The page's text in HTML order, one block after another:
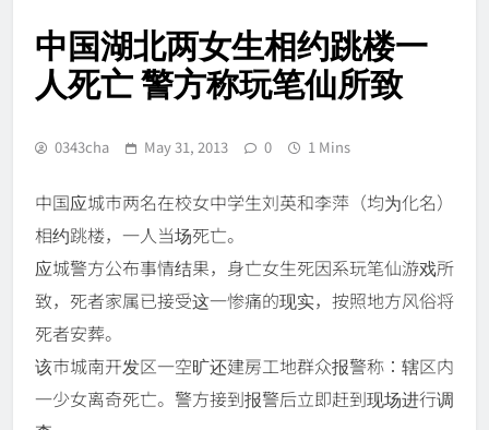
中国湖北两女生相约跳楼一
人死亡 警方称玩笔仙所致
0343cha May 31, 2013 0 1 Mins
中国应城市两名在校女中学生刘英和李萍（均为化名）
相约跳楼，一人当场死亡。
应城警方公布事情结果，身亡女生死因系玩笔仙游戏所
致，死者家属已接受这一惨痛的现实，按照地方风俗将
死者安葬。
该市城南开发区一空旷还建房工地群众报警称：辖区内
一少女离奇死亡。警方接到报警后立即赶到现场进行调